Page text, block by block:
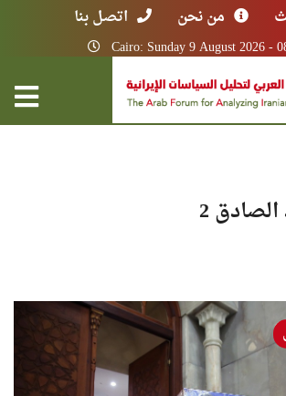
من نحن اتصل بنا
Cairo: Sunday 9 August 2026 -
2